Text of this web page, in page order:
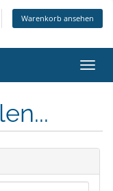
Warenkorb ansehen
ein-/